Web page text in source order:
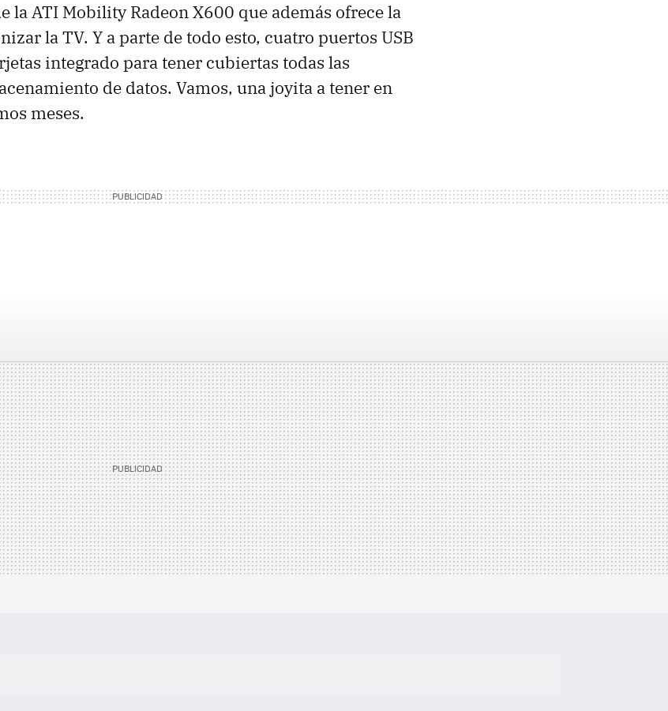
la ATI Mobility Radeon X600 que además ofrece la
la TV. Y a parte de todo esto, cuatro puertos USB
integrado para tener cubiertas todas las
de datos. Vamos, una joyita a tener en
meses.